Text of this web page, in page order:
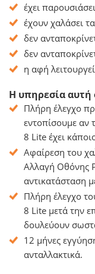
έχει
έχουν χαλάσει
δεν
δεν
η αφή
Η υπηρεσία αυτή
Πλήρη έλεγχο
εντοπίσουμε
8 Lite έχει
Αφαίρεση του
Αλλαγή Οθόνης
αντικατάσταση
Πλήρη έλεγχο
8 Lite μετά την
δουλεύουν
12 μήνες
ανταλλακτικά.